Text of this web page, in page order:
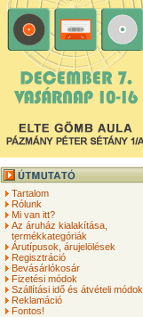
Tartalom
Rólunk
Mi van itt?
Az áruház kialakítása,
termékkategóriák
Árutípusok, árujelölések
Regisztráció
Bevásárlókosár
Fizetési módok
Szállítási idő és átvételi módok
Reklamáció
Fontos!